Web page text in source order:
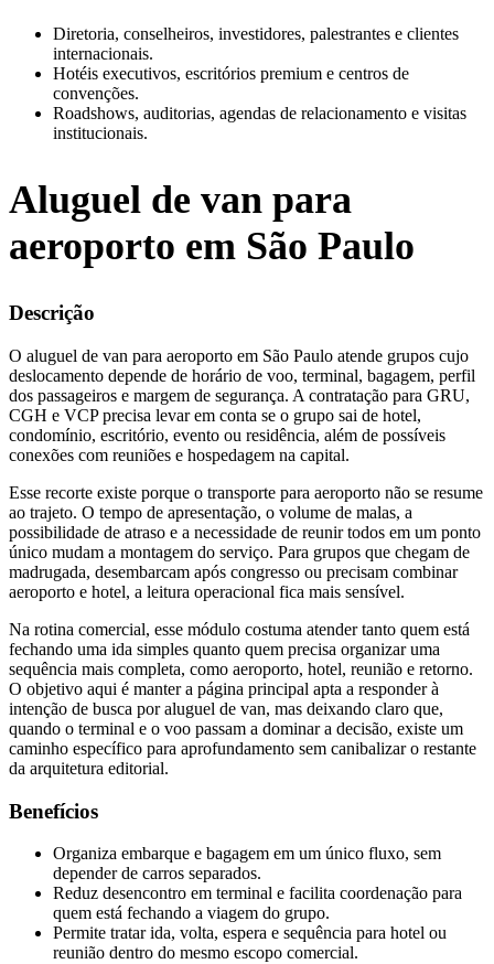
Diretoria, conselheiros, investidores, palestrantes e clientes
internacionais.
Hotéis executivos, escritórios premium e centros de
convenções.
Roadshows, auditorias, agendas de relacionamento e visitas
institucionais.
Aluguel de van para
aeroporto em São Paulo
Descrição
O aluguel de van para aeroporto em São Paulo atende grupos cujo
deslocamento depende de horário de voo, terminal, bagagem, perfil
dos passageiros e margem de segurança. A contratação para GRU,
CGH e VCP precisa levar em conta se o grupo sai de hotel,
condomínio, escritório, evento ou residência, além de possíveis
conexões com reuniões e hospedagem na capital.
Esse recorte existe porque o transporte para aeroporto não se resume
ao trajeto. O tempo de apresentação, o volume de malas, a
possibilidade de atraso e a necessidade de reunir todos em um ponto
único mudam a montagem do serviço. Para grupos que chegam de
madrugada, desembarcam após congresso ou precisam combinar
aeroporto e hotel, a leitura operacional fica mais sensível.
Na rotina comercial, esse módulo costuma atender tanto quem está
fechando uma ida simples quanto quem precisa organizar uma
sequência mais completa, como aeroporto, hotel, reunião e retorno.
O objetivo aqui é manter a página principal apta a responder à
intenção de busca por aluguel de van, mas deixando claro que,
quando o terminal e o voo passam a dominar a decisão, existe um
caminho específico para aprofundamento sem canibalizar o restante
da arquitetura editorial.
Benefícios
Organiza embarque e bagagem em um único fluxo, sem
depender de carros separados.
Reduz desencontro em terminal e facilita coordenação para
quem está fechando a viagem do grupo.
Permite tratar ida, volta, espera e sequência para hotel ou
reunião dentro do mesmo escopo comercial.